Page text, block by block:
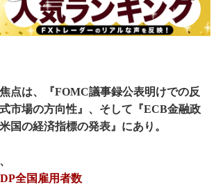
点は、『FOMC議事録公表明けでの反
市場の方向性』、そして『ECB金融政
国の経済指標の発表』にあり。
全国雇用者数